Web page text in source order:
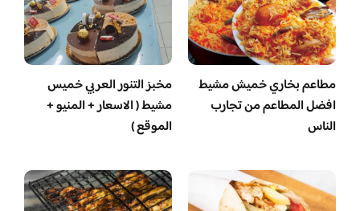
مطاعم بخاري خميش مشيط
افضل المطاعم من تجارب
الناس
مخبز التنور العربي خميس
مشيط ( الاسعار + المنيو +
الموقع )